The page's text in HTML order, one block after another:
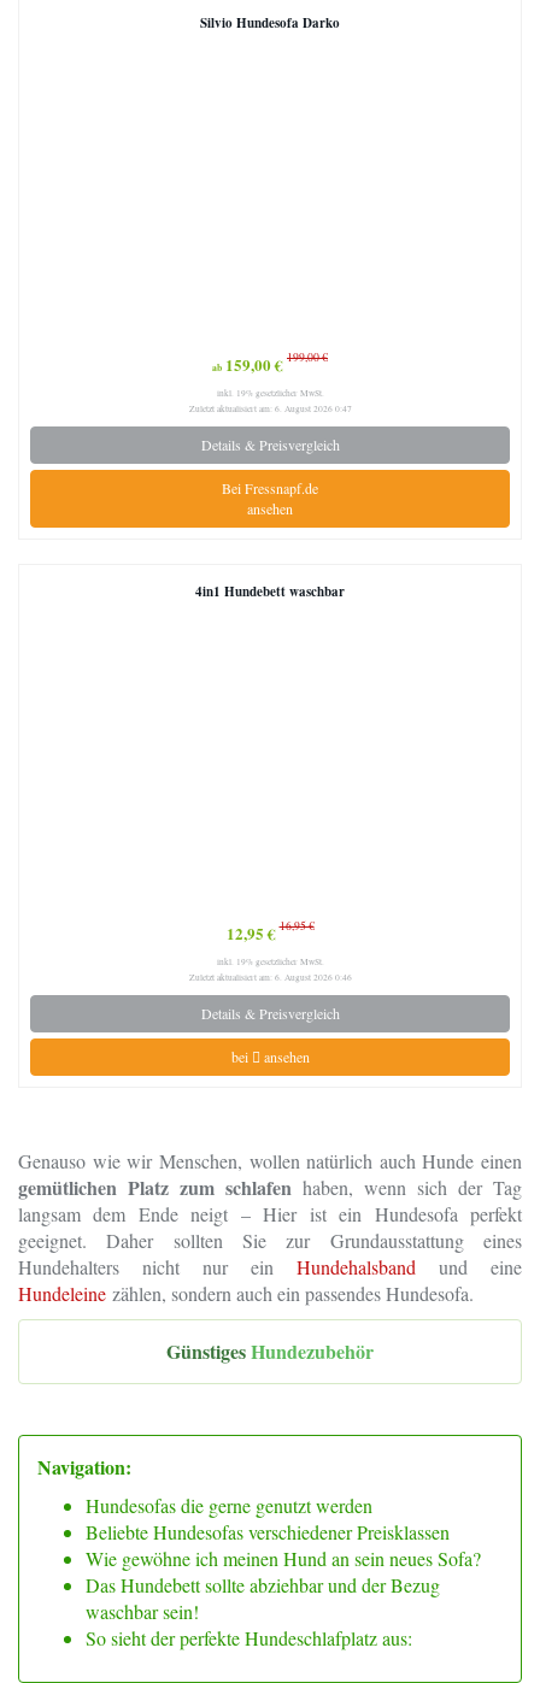
Silvio Hundesofa Darko
ab 159,00 € 199,00 €
inkl. 19% gesetzlicher MwSt.
Zuletzt aktualisiert am: 6. August 2026 0:47
Details & Preisvergleich
Bei Fressnapf.de
ansehen
4in1 Hundebett waschbar
12,95 €16,95 €
inkl. 19% gesetzlicher MwSt.
Zuletzt aktualisiert am: 6. August 2026 0:46
Details & Preisvergleich
bei ansehen
Genauso wie wir Menschen, wollen natürlich auch Hunde einen
gemütlichen Platz zum schlafen haben, wenn sich der Tag
langsam dem Ende neigt – Hier ist ein Hundesofa perfekt
geeignet. Daher sollten Sie zur Grundausstattung eines
Hundehalters nicht nur ein Hundehalsband und eine
Hundeleine zählen, sondern auch ein passendes Hundesofa.
GünstigesHundezubehör
Navigation:
Hundesofas die gerne genutzt werden
Beliebte Hundesofas verschiedener Preisklassen
Wie gewöhne ich meinen Hund an sein neues Sofa?
Das Hundebett sollte abziehbar und der Bezug
waschbar sein!
So sieht der perfekte Hundeschlafplatz aus: